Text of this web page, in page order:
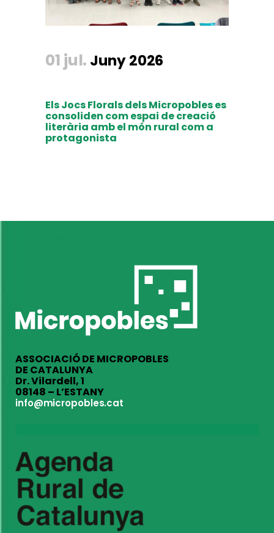
01 jul. Juny 2026
Els Jocs Florals dels Micropobles es
consoliden com espai de creació
literària amb el món rural com a
protagonista
ASSOCIACIÓ DE MICROPOBLES
DE CATALUNYA
Dr. Vilardell, 1
08148 – L’ESTANY
info@micropobles.cat